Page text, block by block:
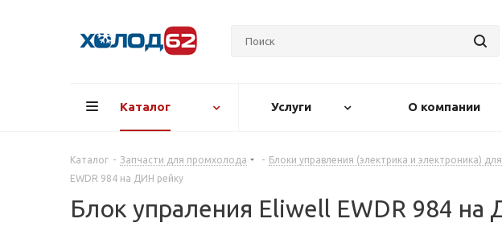
Каталог Услуги О компании
Каталог - Запчасти для промхолода - Блоки управления (электрика и электроника)
EWDR 984 на ДИН рейку
Блок упраления Eliwell EWDR 984 на